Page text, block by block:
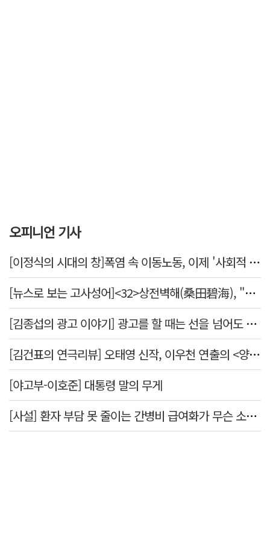
오피니언 기사
[이정식의 시대의 창]폭염 속 이동노동, 이제 '사회적 위험 관리'로 전환할 때
[뉴스로 보는 고사성어]<32>상전벽해(桑田碧海), "뽕나무밭이 푸른 바다가 되었다."
[김종섭의 광고 이야기] 광고를 할 때는 선을 넘어도 좋습니다.
[김건표의 연극리뷰] 오태영 신작, 이우천 연출의 <양은 양순하다>"국민을 온순한 양으로 길들이는 전체주의적 정치의 알레고리"
[야고부-이호준] 대통령 말의 무게
[사설] 환자 부담 못 줄이는 간병비 급여화가 무슨 소용인가